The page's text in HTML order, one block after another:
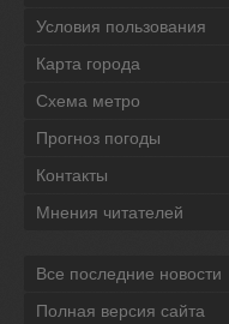
Условия пользования
Карта города
Схема метро
Прогноз погоды
Контакты
Мнения читателей
Все последние новости
Полная версия сайта